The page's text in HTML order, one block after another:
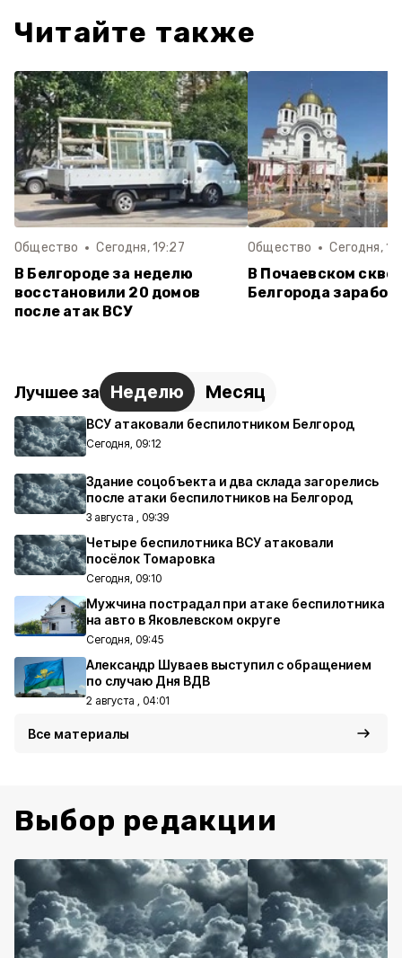
Читайте также
Общество Сегодня, 19:27
В Белгороде за неделю
восстановили 20 домов
после атак ВСУ
Общество Сегодня,
В Почаевском
Белгорода
Лучшее за Неделю Месяц
ВСУ атаковали беспилотником Белгород
Сегодня, 09:12
Здание соцобъекта и два склада загорелись
после атаки беспилотников на Белгород
3 августа , 09:39
Четыре беспилотника ВСУ атаковали
посёлок Томаровка
Сегодня, 09:10
Мужчина пострадал при атаке беспилотника
на авто в Яковлевском округе
Сегодня, 09:45
Александр Шуваев выступил с обращением
по случаю Дня ВДВ
2 августа , 04:01
Все материалы
Выбор редакции